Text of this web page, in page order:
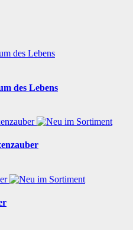
des Lebens